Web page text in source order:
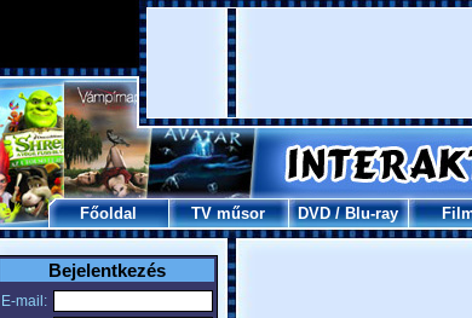
Főoldal TV műsor DVD/Blu-ray
Bejelentkezés
E-mail: